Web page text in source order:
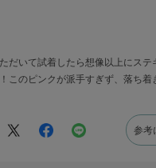
だいて試着したら想像以上にス
のピンクが派手すぎず、落ち
参考